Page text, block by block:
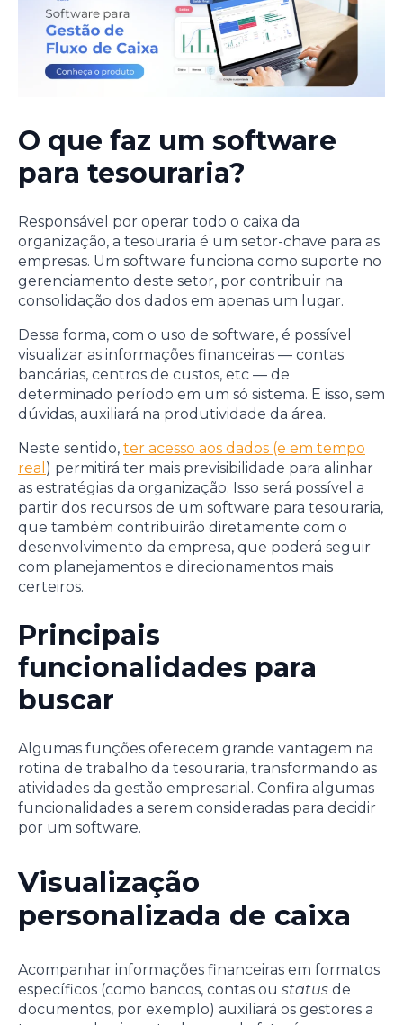
O que faz um software
para tesouraria?
Responsável por operar todo o caixa da
organização, a tesouraria é um setor-chave para as
empresas. Um software funciona como suporte no
gerenciamento deste setor, por contribuir na
consolidação dos dados em apenas um lugar.
Dessa forma, com o uso de software, é possível
visualizar as informações financeiras — contas
bancárias, centros de custos, etc — de
determinado período em um só sistema. E isso, sem
dúvidas, auxiliará na produtividade da área.
Neste sentido, ter acesso aos dados (e em tempo
real ) permitirá ter mais previsibilidade para alinhar
as estratégias da organização. Isso será possível a
partir dos recursos de um software para tesouraria,
que também contribuirão diretamente com o
desenvolvimento da empresa, que poderá seguir
com planejamentos e direcionamentos mais
certeiros.
Principais
funcionalidades para
buscar
Algumas funções oferecem grande vantagem na
rotina de trabalho da tesouraria, transformando as
atividades da gestão empresarial. Confira algumas
funcionalidades a serem consideradas para decidir
por um software.
Visualização
personalizada de caixa
Acompanhar informações financeiras em formatos
específicos (como bancos, contas ou status de
documentos, por exemplo) auxiliará os gestores a